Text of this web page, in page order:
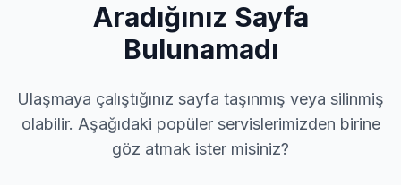
Aradığınız Sayfa
Bulunamadı
Ulaşmaya çalıştığınız sayfa taşınmış veya silinmiş
olabilir. Aşağıdaki popüler servislerimizden birine
göz atmak ister misiniz?